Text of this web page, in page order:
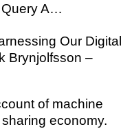
Query A…
Our Digital
Brynjolfsson –
of machine
economy.